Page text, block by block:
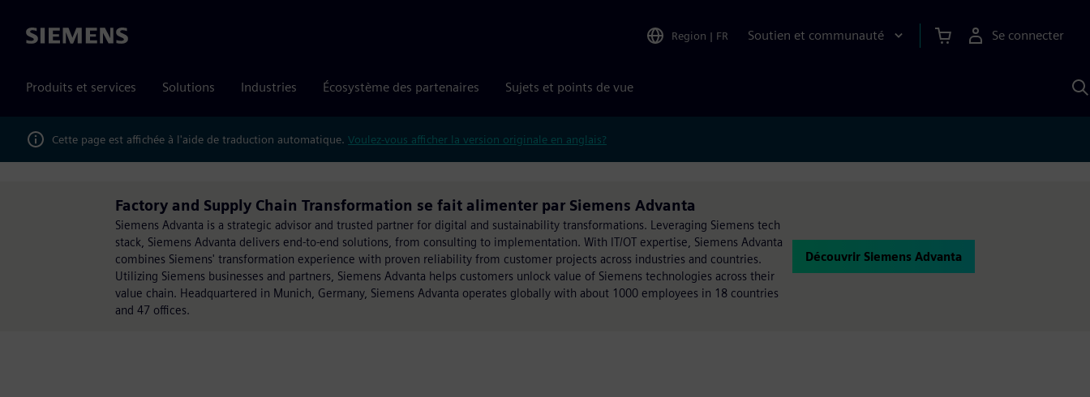
Siemens Region | FR Soutien et communauté Se connecter
Produits et services Solutions Industries Écosystème des partenaires Sujets et points de vue
Cette page est affichée à l'aide de traduction automatique. Voulez-vous afficher la version originale en anglais?
Factory and Supply Chain Transformation se fait alimenter par Siemens Advanta
Siemens Advanta is a strategic advisor and trusted partner for digital and sustainability transformations. Leveraging Siemens tech
stack, Siemens Advanta delivers end-to-end solutions, from consulting to implementation. With IT/OT expertise, Siemens Advanta
combines Siemens' transformation experience with proven reliability from customer projects across industries and countries.
Utilizing Siemens businesses and partners, Siemens Advanta helps customers unlock value of Siemens technologies across their
value chain. Headquartered in Munich, Germany, Siemens Advanta operates globally with about 1000 employees in 18 countries
and 47 offices.
Découvrir Siemens Advanta